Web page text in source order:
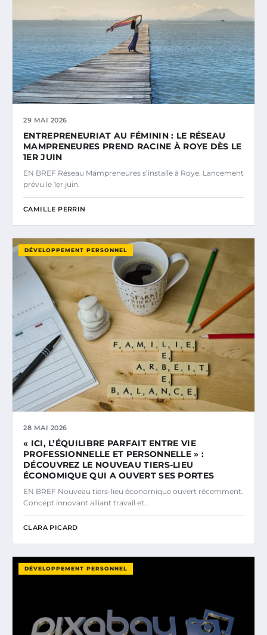
29 MAI 2026
ENTREPRENEURIAT AU FÉMININ : LE RÉSEAU
MAMPRENEURES PREND RACINE À ROYE DÈS LE
1ER JUIN
EN BREF Réseau Mampreneures s’installe à Roye. Lancement
prévu le 1er juin.
CAMILLE PERRIN
DÉVELOPPEMENT PERSONNEL
28 MAI 2026
« ICI, L’ÉQUILIBRE PARFAIT ENTRE VIE
PROFESSIONNELLE ET PERSONNELLE » :
DÉCOUVREZ LE NOUVEAU TIERS-LIEU
ÉCONOMIQUE QUI A OUVERT SES PORTES
EN BREF Nouveau tiers-lieu économique ouvert récemment.
Concept innovant alliant travail et…
CLARA PICARD
DÉVELOPPEMENT PERSONNEL